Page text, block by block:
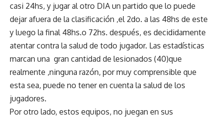
casi 24hs, y jugar al otro DIA un partido que lo puede
dejar afuera de la clasificación ,el 2do. a las 48hs de este
y luego la final 48hs.o 72hs. después, es decididamente
atentar contra la salud de todo jugador. Las estadísticas
marcan una gran cantidad de lesionados (40)que
realmente ,ninguna razón, por muy comprensible que
esta sea, puede no tener en cuenta la salud de los
jugadores.
Por otro lado, estos equipos, no juegan en sus